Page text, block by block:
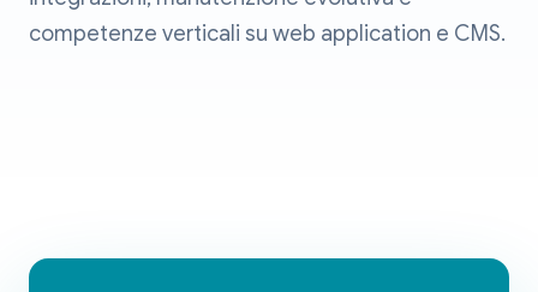
competenze verticali su web application e CMS.